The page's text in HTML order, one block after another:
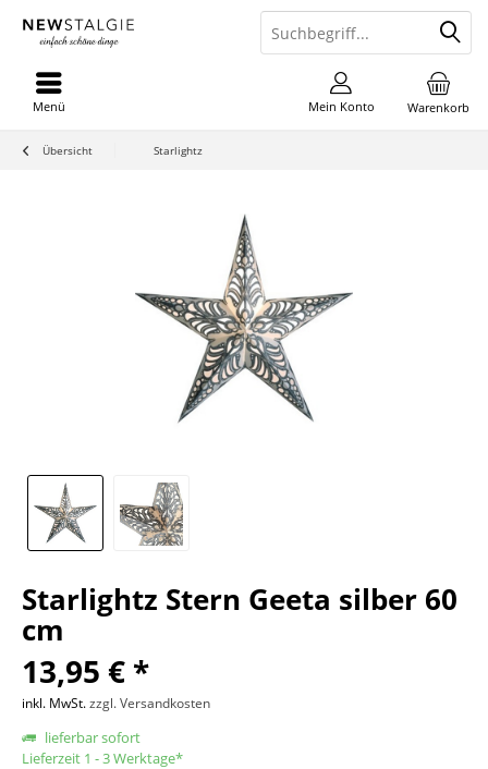
Warenkorb
Mein Konto
Menü
Übersicht Starlightz
Starlightz Stern Geeta silber 60
cm
13,95 € *
inkl. MwSt.zzgl. Versandkosten
lieferbar sofort
Lieferzeit 1 - 3 Werktage*